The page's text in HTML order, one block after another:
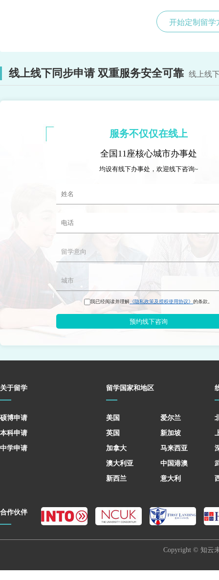
开始定制留学
线上线下同步申请 双重服务安全可靠 线上线
服务不仅仅在线上
全国11座核心城市办事处
均设有线下办事处，欢迎线下咨询~
我已经阅读并理解 《隐私政策及授权使用协议》 的条款。
预约线下咨询
关于留学
硕博申请
本科申请
中学申请
留学国家和地区
美国
英国
加拿大
澳大利亚
新西兰
爱尔兰
新加坡
马来西亚
中国港澳
意大利
合作伙伴
Copyright © 知云